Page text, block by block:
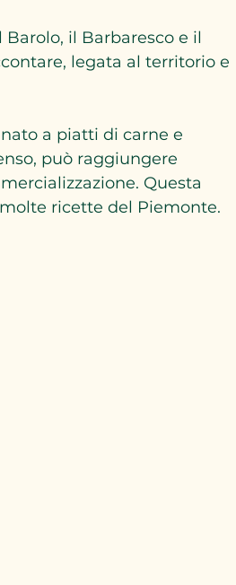
il Barbaresco e il
legata al territorio e
a piatti di carne e
può raggiungere
Questa
ricette del Piemonte.